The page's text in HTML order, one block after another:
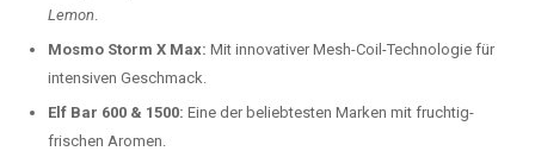
Lemon.
Mosmo Storm X Max: Mit innovativer Mesh-Coil-Technologie für
intensiven Geschmack.
Elf Bar 600 & 1500: Eine der beliebtesten Marken mit fruchtig-
frischen Aromen.